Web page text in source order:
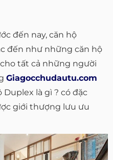
đến nay, căn hộ
đến như những căn hộ
tất cả những người
Giagocchudautu.com
là gì ? có đặc
giới thượng lưu ưu